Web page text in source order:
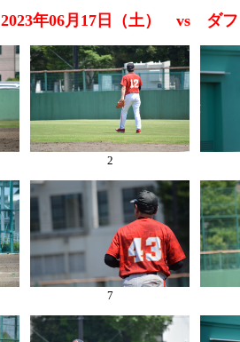
2023年06月17日（土） vs ダ
2
7